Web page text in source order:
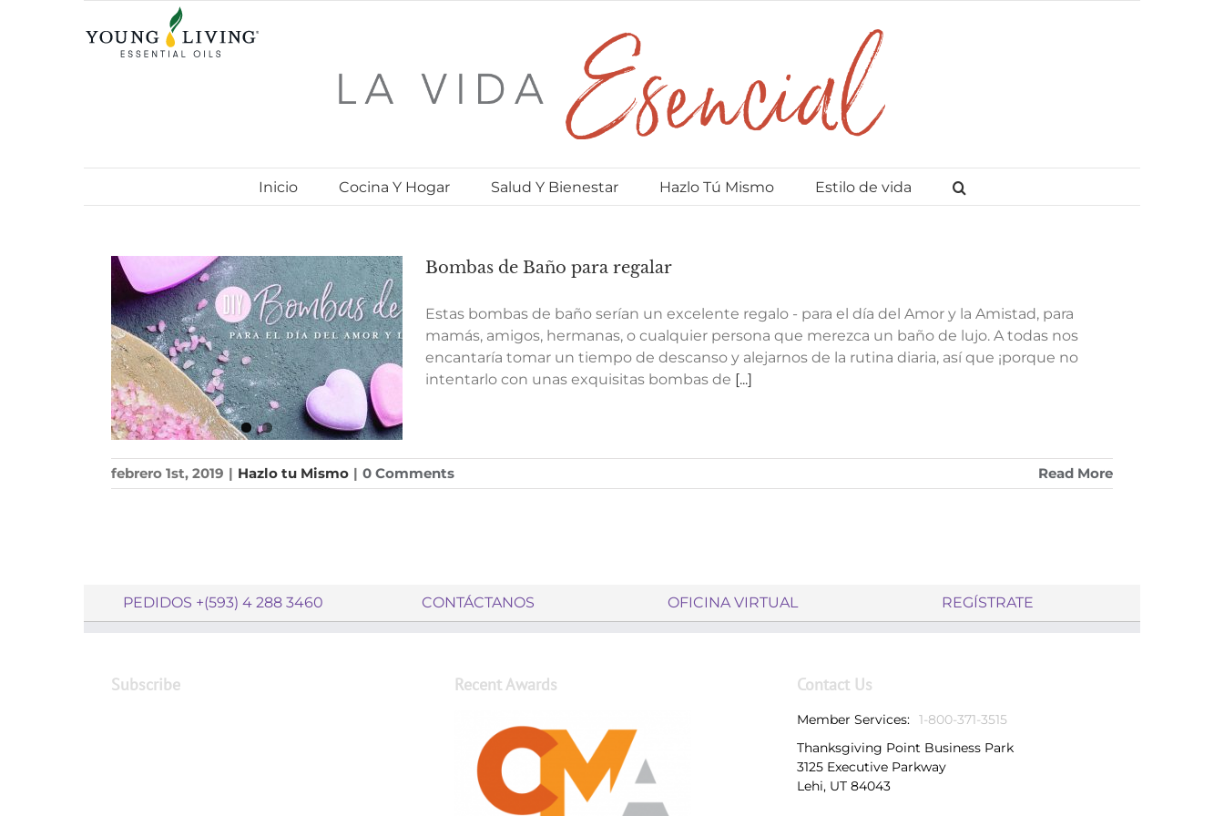
Inicio Cocina Y Hogar Salud Y Bienestar Hazlo Tú Mismo Estilo de vida
Bombas de Baño para regalar
Estas bombas de baño serían un excelente regalo - para el día del Amor y la Amistad, para
mamás, amigos, hermanas, o cualquier persona que merezca un baño de lujo. A todas nos
encantaría tomar un tiempo de descanso y alejarnos de la rutina diaria, así que ¡porque no
intentarlo con unas exquisitas bombas de [...]
febrero 1st, 2019 | Hazlo tu Mismo | 0 Comments Read More
PEDIDOS +(593) 4 288 3460 CONTÁCTANOS OFICINA VIRTUAL REGÍSTRATE
Subscribe Recent Awards Contact Us
Member Services: 1-800-371-3515
Thanksgiving Point Business Park
3125 Executive Parkway
Lehi, UT 84043